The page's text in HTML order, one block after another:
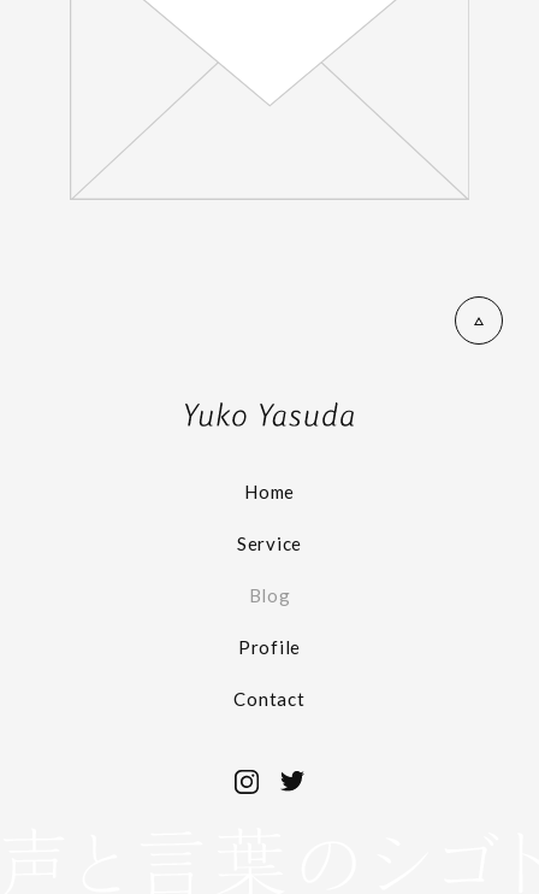
Home
Service
Blog
Profile
Contact